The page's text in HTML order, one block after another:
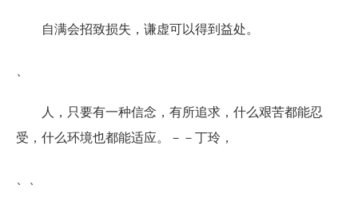
自满会招致损失，谦虚可以得到益处。
人，只要有一种信念，有所追求，什么艰苦都能忍
受，什么环境也都能适应。－－丁玲，